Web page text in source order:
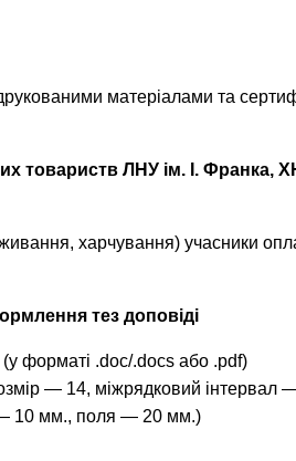
матеріалами та
товариств ЛНУ ім. . Франка,
харчування) учасники
тез доповіді
форматі .doc/.docs або .pdf)
— 14, міжрядковий інтервал
— 10 мм., поля — 20 мм.)